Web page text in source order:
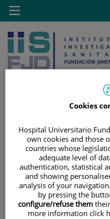
Saltar al contenido
contenido
Toggle
navigation
Cookies
Hospital Universitario
own cookies and those
countries whose
adequate level of
authentication, statistical
and showing
analysis of your
by pressing the
configure/refuse them
more information click